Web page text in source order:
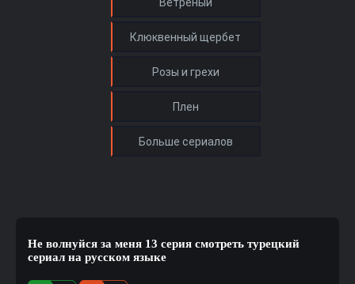
Не волнуйся за меня 13 серия смотреть турецкий
сериал на русском языке